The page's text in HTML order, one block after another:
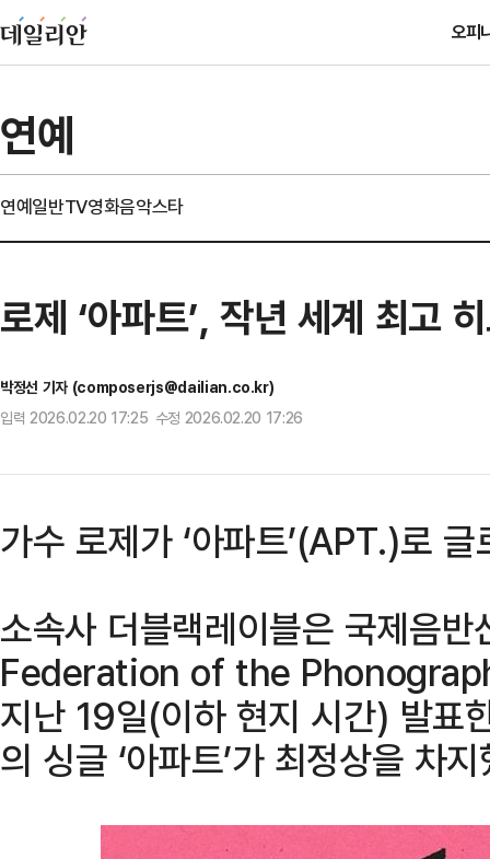
오피
연예
연예일반TV영화음악스타
로제 ‘아파트’, 작년 세계 최고
박정선 기자 (composerjs@dailian.co.kr)
입력 2026.02.20 17:25 수정 2026.02.20 17:26
가수 로제가 ‘아파트’(APT.)로
소속사 더블랙레이블은 국제음
Federation of the
지난 19일(이하 현지 시간) 발표
의 싱글 ‘아파트’가 최정상을 차